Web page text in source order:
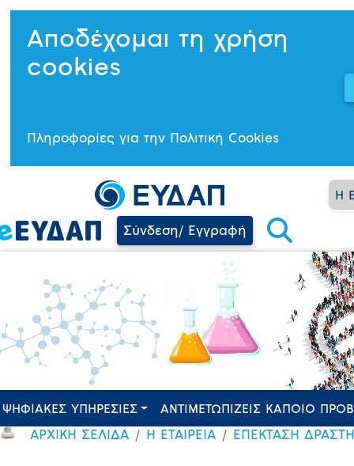
Αποδέχομαι τη χρήση
cookies
Πληροφορίες για την Πολιτική Cookies
Η
Σύνδεση/ Εγγραφή
ΨΗΦΙΑΚΕΣ ΥΠΗΡΕΣΙΕΣ ΑΝΤΙΜΕΤΩΠΙΖΕΙΣ ΚΑΠΟΙΟ
ΑΡΧΙΚΗ ΣΕΛΙΔΑ Η ΕΤΑΙΡΕΙΑ ΕΠΕΚΤΑΣΗ